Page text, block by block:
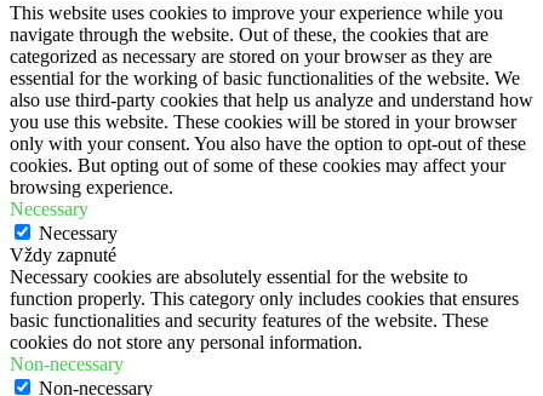
This website uses cookies to improve your experience while you
navigate through the website. Out of these, the cookies that are
categorized as necessary are stored on your browser as they are
essential for the working of basic functionalities of the website. We
also use third-party cookies that help us analyze and understand how
you use this website. These cookies will be stored in your browser
only with your consent. You also have the option to opt-out of these
cookies. But opting out of some of these cookies may affect your
browsing experience.
Necessary
Necessary
Vždy zapnuté
Necessary cookies are absolutely essential for the website to
function properly. This category only includes cookies that ensures
basic functionalities and security features of the website. These
cookies do not store any personal information.
Non-necessary
Non-necessary